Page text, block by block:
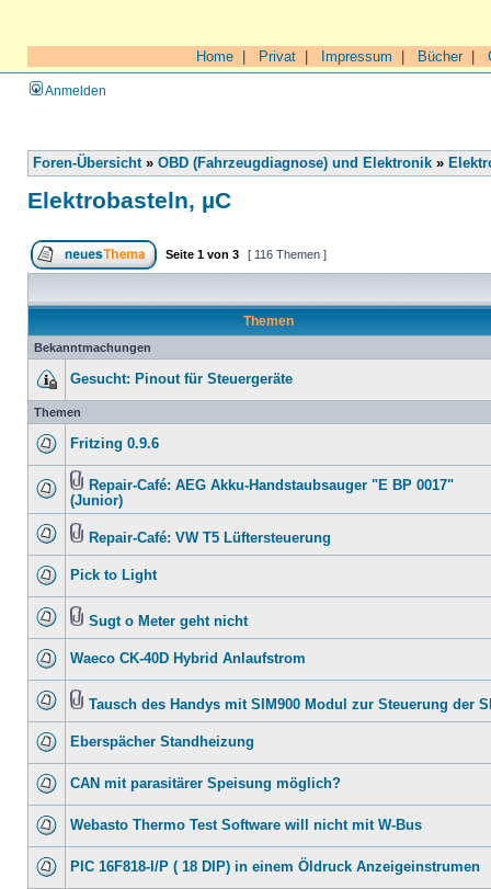
Home Privat Impressum Bücher|
Anmelden
Foren-Übersicht» OBD (Fahrzeugdiagnose) und Elektronik »
Elektrobasteln, µC
Seite 1 von 3 [ 116 Themen ]
Themen
Bekanntmachungen
Gesucht: Pinout für Steuergeräte
Themen
Fritzing 0.9.6
Repair-Café: AEG Akku-Handstaubsauger "E BP 0017"
(Junior)
Repair-Café: VW T5 Lüftersteuerung
Pick to Light
Sugt o Meter geht nicht
Waeco CK-40D Hybrid Anlaufstrom
Tausch des Handys mit SIM900 Modul zur Steuerung der
Eberspächer Standheizung
CAN mit parasitärer Speisung möglich?
Webasto Thermo Test Software will nicht mit W-Bus
PIC 16F818-I/P ( 18 DIP) in einem Öldruck Anzeigeinstrumen